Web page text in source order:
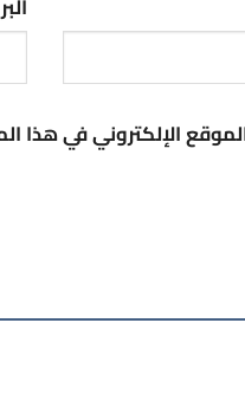
الإلكتروني في هذا